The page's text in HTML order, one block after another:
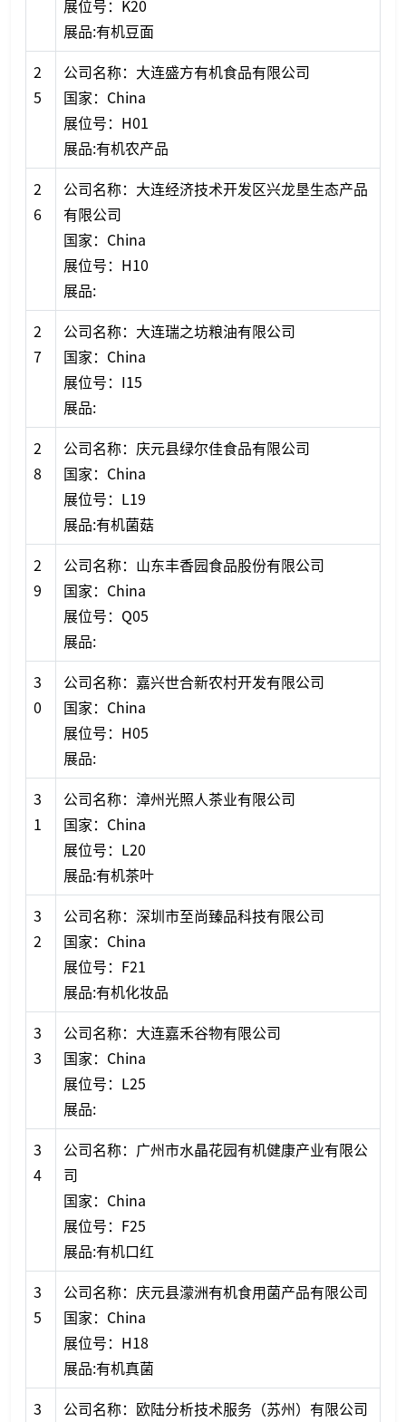
展位号：K20
展品:有机豆面
2
5
公司名称：大连盛方有机食品有限公司
国家：China
展位号：H01
展品:有机农产品
2
6
公司名称：大连经济技术开发区兴龙垦生态产品
有限公司
国家：China
展位号：H10
展品:
2
7
公司名称：大连瑞之坊粮油有限公司
国家：China
展位号：I15
展品:
2
8
公司名称：庆元县绿尔佳食品有限公司
国家：China
展位号：L19
展品:有机菌菇
2
9
公司名称：山东丰香园食品股份有限公司
国家：China
展位号：Q05
展品:
3
0
公司名称：嘉兴世合新农村开发有限公司
国家：China
展位号：H05
展品:
3
1
公司名称：漳州光照人茶业有限公司
国家：China
展位号：L20
展品:有机茶叶
3
2
公司名称：深圳市至尚臻品科技有限公司
国家：China
展位号：F21
展品:有机化妆品
3
3
公司名称：大连嘉禾谷物有限公司
国家：China
展位号：L25
展品:
3
4
公司名称：广州市水晶花园有机健康产业有限公
司
国家：China
展位号：F25
展品:有机口红
3
5
公司名称：庆元县濛洲有机食用菌产品有限公司
国家：China
展位号：H18
展品:有机真菌
3
公司名称：欧陆分析技术服务（苏州）有限公司